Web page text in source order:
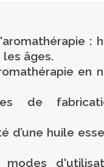
:
âges.
en
de
d’une huile
modes